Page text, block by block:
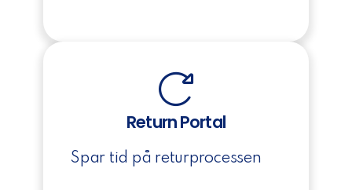
Return Portal
Spar tid på returprocessen